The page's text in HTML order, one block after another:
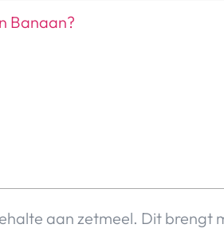
Banaan?
aan zetmeel. Dit brengt